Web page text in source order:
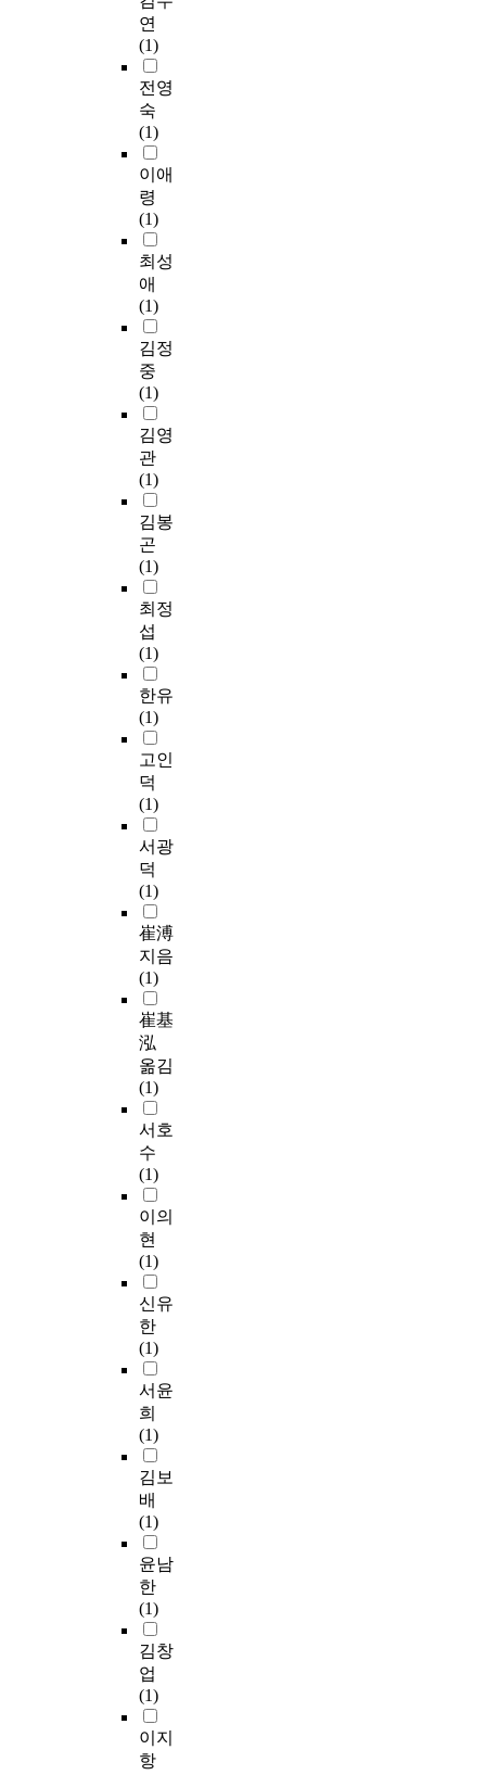
연
(1)
전영
숙
(1)
이애
령
(1)
최성
애
(1)
김정
중
(1)
김영
관
(1)
김봉
곤
(1)
최정
섭
(1)
한유
(1)
고인
덕
(1)
서광
덕
(1)
崔溥
지음
(1)
崔基
泓
옮김
(1)
서호
수
(1)
이의
현
(1)
신유
한
(1)
서윤
희
(1)
김보
배
(1)
윤남
한
(1)
김창
업
(1)
이지
항